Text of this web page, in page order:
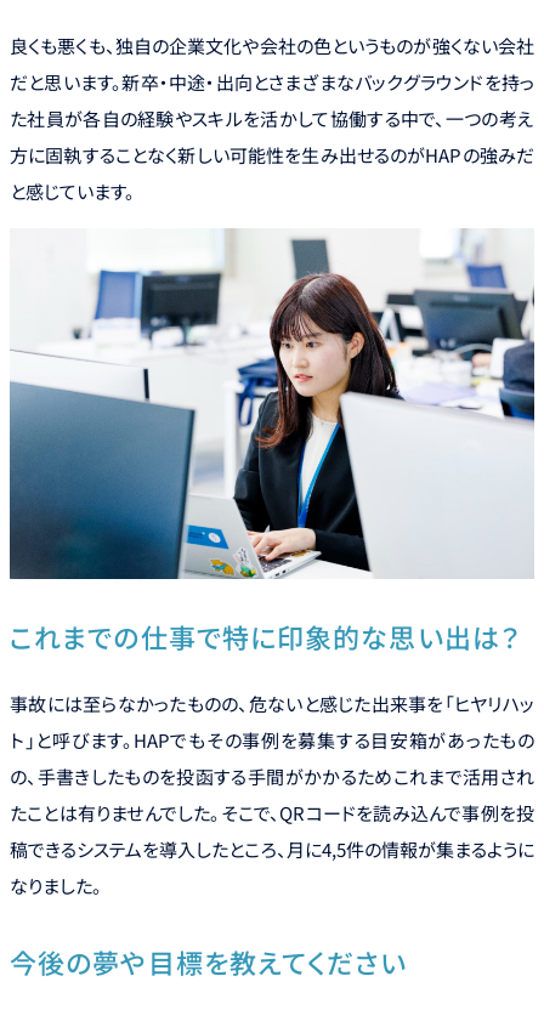
良くも悪くも、独自の企業文化や会社の色というものが強くない会社
だと思います。新卒・中途・出向とさまざまなバックグラウンドを持っ
た社員が各自の経験やスキルを活かして協働する中で、一つの考え
方に固執することなく新しい可能性を生み出せるのがHAPの強みだ
と感じています。
これまでの仕事で特に印象的な思い出は？
事故には至らなかったものの、危ないと感じた出来事を「ヒヤリハッ
ト」と呼びます。HAPでもその事例を募集する目安箱があったもの
の、手書きしたものを投函する手間がかかるためこれまで活用され
たことは有りませんでした。そこで、QRコードを読み込んで事例を投
稿できるシステムを導入したところ、月に4,5件の情報が集まるように
なりました。
今後の夢や目標を教えてください